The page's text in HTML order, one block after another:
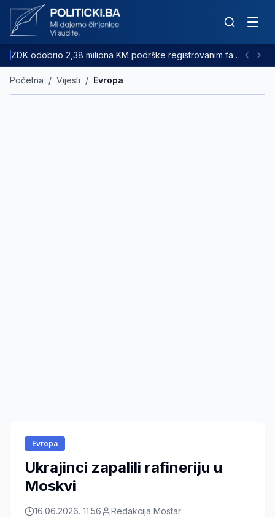
ZDK odobrio 2,38 miliona KM podrške registrovanim farmama goveda
Početna / Vijesti / Evropa
Evropa
Ukrajinci zapalili rafineriju u
Moskvi
16.06.2026. 11:56 Redakcija Mostar